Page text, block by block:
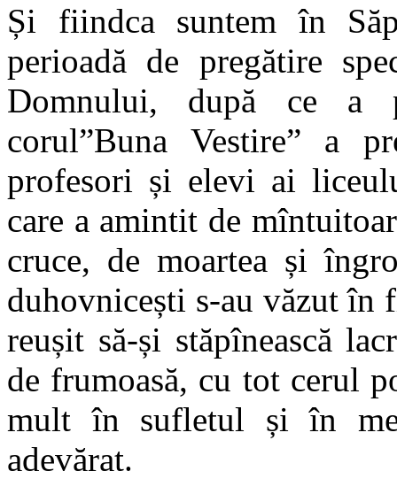
Și fiindca suntem în
perioadă de pregătire
Domnului, după ce a
corul”Buna Vestire” a
profesori și elevi ai
care a amintit de
cruce, de moartea și
duhovnicești s-au văzut în
reușit să-și stăpînească
de frumoasă, cu tot cerul
mult în sufletul și în
adevărat.